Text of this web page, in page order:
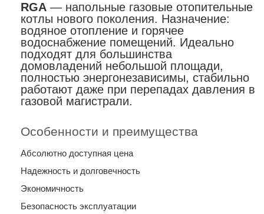
RGA — напольные газовые отопительные
котлы нового поколения. Назначение:
водяное отопление и горячее
водоснабжение помещений. Идеально
подходят для большинства
домовладений небольшой площади,
полностью энергонезависимы, стабильно
работают даже при перепадах давления в
газовой магистрали.
Особенности и преимущества
Абсолютно доступная цена
Надежность и долговечность
Экономичность
Безопасность эксплуатации